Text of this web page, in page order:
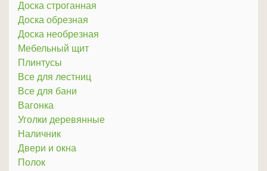
Доска строганная
Доска обрезная
Доска необрезная
Мебельный щит
Плинтусы
Все для лестниц
Все для бани
Вагонка
Уголки деревянные
Наличник
Двери и окна
Полок